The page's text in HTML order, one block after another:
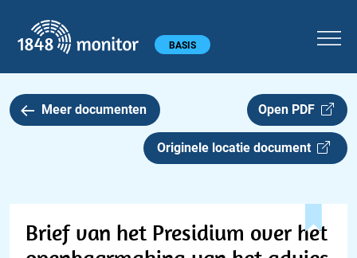
Hoofdmenu BASIS
Meer documenten Open PDF
Originele locatie document
Brief van het Presidium over het